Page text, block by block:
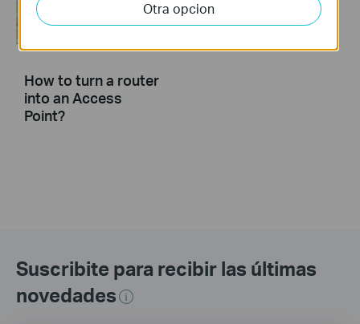
How to turn a router
into an Access
Point?
Suscribite para recibir las últimas
novedades
Otra opcion